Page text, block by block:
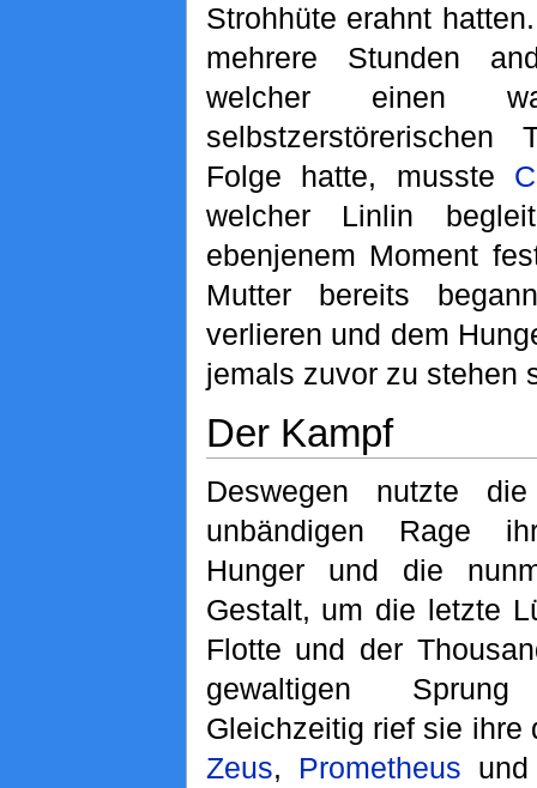
Strohhüte erahnt
mehrere Stunden
welcher einen
selbstzerstörerischen
Folge hatte, musste
welcher Linlin
ebenjenem Moment
Mutter bereits
verlieren und dem
jemals zuvor zu stehen
Der Kampf
Deswegen nutzte
unbändigen Rage
Hunger und die
Gestalt, um die letzte
Flotte und der
gewaltigen
Gleichzeitig rief sie ihre
Zeus, Prometheus